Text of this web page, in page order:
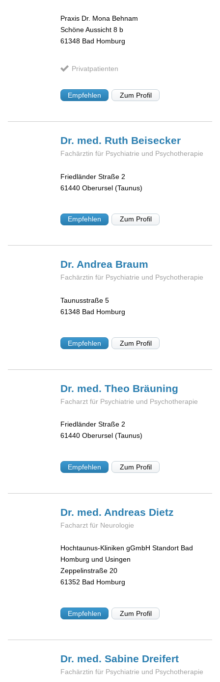
Praxis Dr. Mona Behnam
Schöne Aussicht 8 b
61348 Bad Homburg
Privatpatienten
Empfehlen Zum Profil
Dr. med. Ruth Beisecker
Fachärztin für Psychiatrie und Psychotherapie
Friedländer Straße 2
61440 Oberursel (Taunus)
Empfehlen Zum Profil
Dr. Andrea Braum
Fachärztin für Psychiatrie und Psychotherapie
Taunusstraße 5
61348 Bad Homburg
Empfehlen Zum Profil
Dr. med. Theo Bräuning
Facharzt für Psychiatrie und Psychotherapie
Friedländer Straße 2
61440 Oberursel (Taunus)
Empfehlen Zum Profil
Dr. med. Andreas Dietz
Facharzt für Neurologie
Hochtaunus-Kliniken gGmbH Standort Bad
Homburg und Usingen
Zeppelinstraße 20
61352 Bad Homburg
Empfehlen Zum Profil
Dr. med. Sabine Dreifert
Fachärztin für Psychiatrie und Psychotherapie